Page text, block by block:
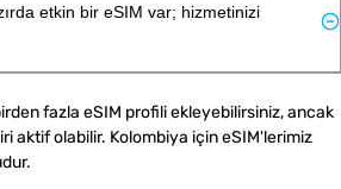
etkin bir eSIM var; hizmetinizi
fazla eSIM profili ekleyebilirsiniz, ancak
aktif olabilir. Kolombiya için eSIM'lerimiz